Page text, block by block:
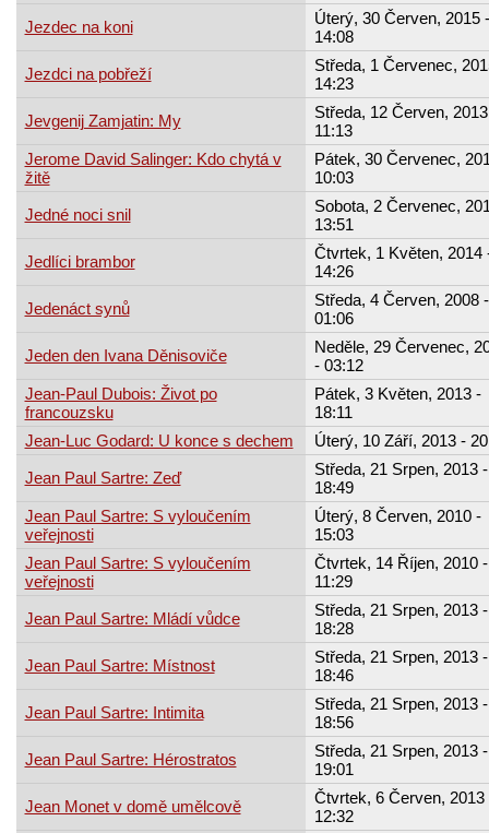
Jezdec na koni
Úterý, 30 Červen, 2015 -
14:08
Jezdci na pobřeží
Středa, 1 Červenec,
14:23
Jevgenij Zamjatin: My
Středa, 12 Červen,
11:13
Jerome David Salinger: Kdo chytá v
žitě
Pátek, 30 Červenec,
10:03
Jedné noci snil
Sobota, 2 Červenec,
13:51
Jedlíci brambor
Čtvrtek, 1 Květen, 2014
14:26
Jedenáct synů
Středa, 4 Červen, 2008 -
01:06
Jeden den Ivana Děnisoviče
Neděle, 29 Červenec,
- 03:12
Jean-Paul Dubois: Život po
francouzsku
Pátek, 3 Květen, 2013 -
18:11
Jean-Luc Godard: U konce s dechem
Úterý, 10 Září, 2013 -
Jean Paul Sartre: Zeď
Středa, 21 Srpen, 2013 -
18:49
Jean Paul Sartre: S vyloučením
veřejnosti
Úterý, 8 Červen, 2010 -
15:03
Jean Paul Sartre: S vyloučením
veřejnosti
Čtvrtek, 14 Říjen, 2010 -
11:29
Jean Paul Sartre: Mládí vůdce
Středa, 21 Srpen, 2013 -
18:28
Jean Paul Sartre: Místnost
Středa, 21 Srpen, 2013 -
18:46
Jean Paul Sartre: Intimita
Středa, 21 Srpen, 2013 -
18:56
Jean Paul Sartre: Hérostratos
Středa, 21 Srpen, 2013 -
19:01
Jean Monet v domě umělcově
Čtvrtek, 6 Červen, 2013
12:32